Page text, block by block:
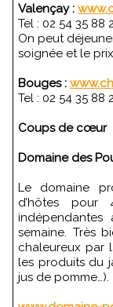
Valençay :
Tel : 02 54 35 88
On peut
soignée et le
Bouges :
Tel : 02 54 35 88
Coups de cœur
Domaine des
Le domaine
d’hôtes pour
semaine. Très
chaleureux par
les produits du
jus de pomme…).